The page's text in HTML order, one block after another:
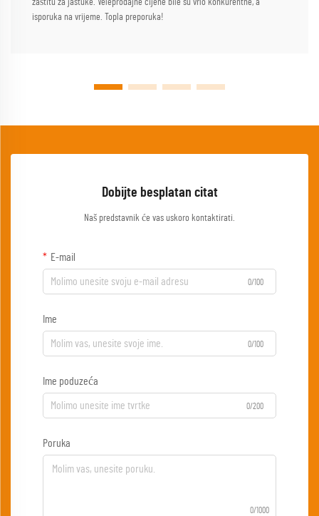
zaštitu za jastuke. Veleprodajne cijene bile su vrlo konkurentne, a
isporuka na vrijeme. Topla preporuka!
Dobijte besplatan citat
Naš predstavnik će vas uskoro kontaktirati.
E-mail
0/100
Ime
0/100
Ime poduzeća
0/200
Poruka
0/1000